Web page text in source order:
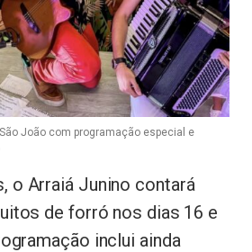
João com programação especial e
o Arraiá Junino contará
de forró nos dias 16 e
inclui ainda